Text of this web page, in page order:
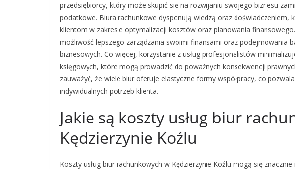
przedsiębiorcy, który może skupić się na rozwijaniu swojego biznesu
podatkowe. Biura rachunkowe dysponują wiedzą oraz doświadczeniem,
klientom w zakresie optymalizacji kosztów oraz planowania
możliwość lepszego zarządzania swoimi finansami oraz podejmowania
biznesowych. Co więcej, korzystanie z usług profesjonalistów
księgowych, które mogą prowadzić do poważnych konsekwencji
zauważyć, że wiele biur oferuje elastyczne formy współpracy, co
indywidualnych potrzeb klienta.
Jakie są koszty usług biur
Kędzierzynie Koźlu
Koszty usług biur rachunkowych w Kędzierzynie Koźlu mogą się